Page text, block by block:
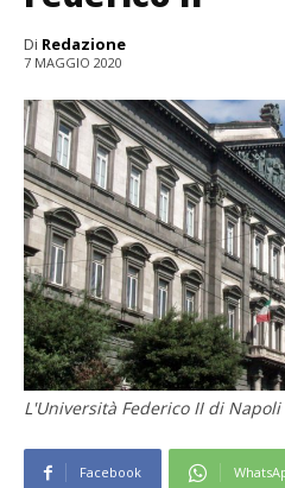
Di Redazione
7 MAGGIO 2020
L'Università Federico II di Napoli
Facebook